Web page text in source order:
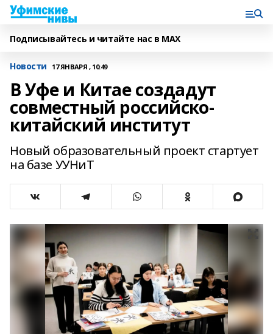
Подписывайтесь и читайте нас в MAX
Новости 17 ЯНВАРЯ , 10:49
В Уфе и Китае создадут
совместный российско-
китайский институт
Новый образовательный проект стартует
на базе УУНиТ